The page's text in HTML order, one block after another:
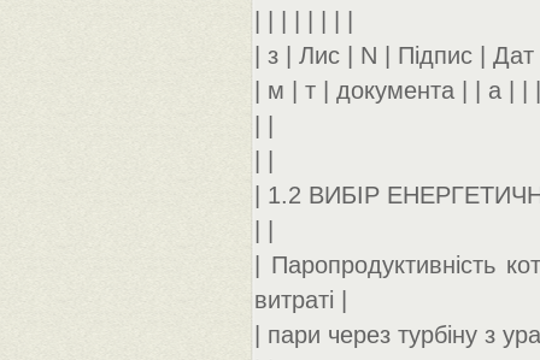
| з | Лис | N | Підпис |
| м | т | документа | | а | | |
| 1.2 ВИБІР
| Паропродуктивність
витраті |
| пари через турбіну з